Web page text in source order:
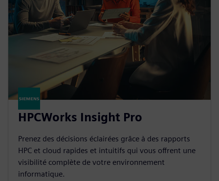
HPCWorks Insight Pro
Prenez des décisions éclairées grâce à des rapports
HPC et cloud rapides et intuitifs qui vous offrent une
visibilité complète de votre environnement
informatique.